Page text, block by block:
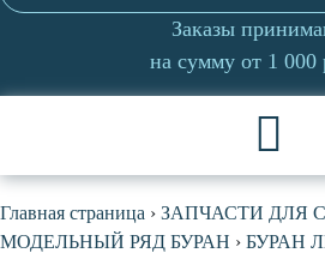
Заказы
на сумму от 1 000
Главная страница › ЗАПЧАСТИ ДЛЯ
МОДЕЛЬНЫЙ РЯД БУРАН › БУРАН